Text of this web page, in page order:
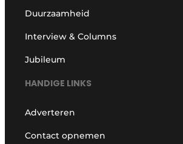
Duurzaamheid
Interview & Columns
Jubileum
HANDIGE LINKS
Adverteren
Contact opnemen